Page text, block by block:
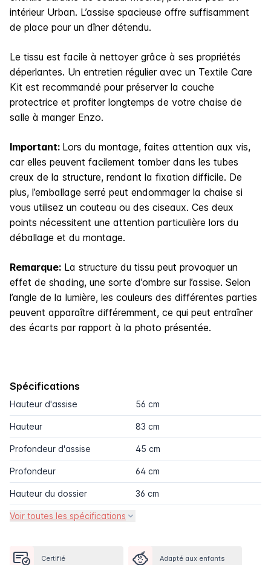
intérieur Urban. L’assise spacieuse offre suffisamment
de place pour un dîner détendu.
Le tissu est facile à nettoyer grâce à ses propriétés
déperlantes. Un entretien régulier avec un Textile Care
Kit est recommandé pour préserver la couche
protectrice et profiter longtemps de votre chaise de
salle à manger Enzo.
Important: Lors du montage, faites attention aux vis,
car elles peuvent facilement tomber dans les tubes
creux de la structure, rendant la fixation difficile. De
plus, l’emballage serré peut endommager la chaise si
vous utilisez un couteau ou des ciseaux. Ces deux
points nécessitent une attention particulière lors du
déballage et du montage.
Remarque: La structure du tissu peut provoquer un
effet de shading, une sorte d’ombre sur l’assise. Selon
l’angle de la lumière, les couleurs des différentes parties
peuvent apparaître différemment, ce qui peut entraîner
des écarts par rapport à la photo présentée.
Spécifications
Hauteur d'assise 56 cm
Hauteur 83 cm
Profondeur d'assise 45 cm
Profondeur 64 cm
Hauteur du dossier 36 cm
Voir toutes les spécifications
Certifié Adapté aux enfants